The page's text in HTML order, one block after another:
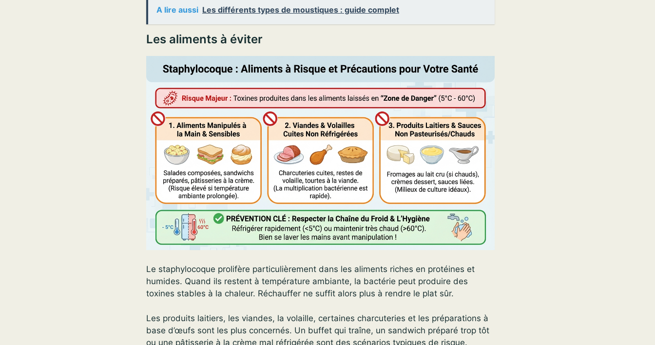
A lire aussi Les différents types de moustiques : guide complet
Les aliments à éviter
Le staphylocoque prolifère particulièrement dans les aliments riches en protéines et
humides. Quand ils restent à température ambiante, la bactérie peut produire des
toxines stables à la chaleur. Réchauffer ne suffit alors plus à rendre le plat sûr.
Les produits laitiers, les viandes, la volaille, certaines charcuteries et les préparations à
base d’œufs sont les plus concernés. Un buffet qui traîne, un sandwich préparé trop tôt
ou une pâtisserie à la crème mal réfrigérée sont des scénarios typiques de risque.